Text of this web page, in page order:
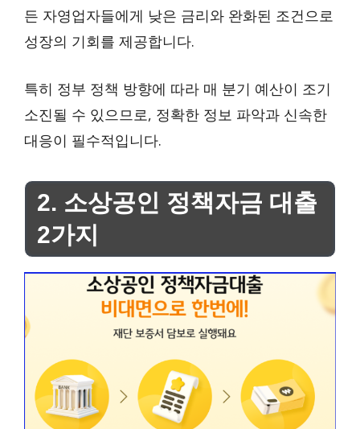
든 자영업자들에게 낮은 금리와 완화된 조건으로
성장의 기회를 제공합니다.
특히 정부 정책 방향에 따라 매 분기 예산이 조기
소진될 수 있으므로, 정확한 정보 파악과 신속한
대응이 필수적입니다.
2. 소상공인 정책자금 대출
2가지